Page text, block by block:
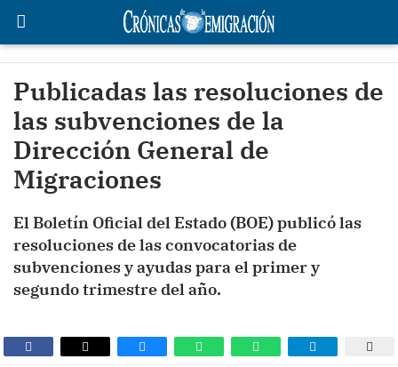
Publicadas las resoluciones de
las subvenciones de la
Dirección General de
Migraciones
El Boletín Oficial del Estado (BOE) publicó las
resoluciones de las convocatorias de
subvenciones y ayudas para el primer y
segundo trimestre del año.